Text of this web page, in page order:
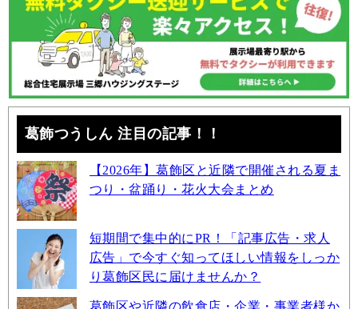
葛飾つうしん 注目の記事！！
【2026年】葛飾区と近隣で開催される夏ま
つり・盆踊り・花火大会まとめ
短期間で集中的にPR！「記事広告・求人
広告」で今すぐ知ってほしい情報をしっか
り葛飾区民に届けませんか？